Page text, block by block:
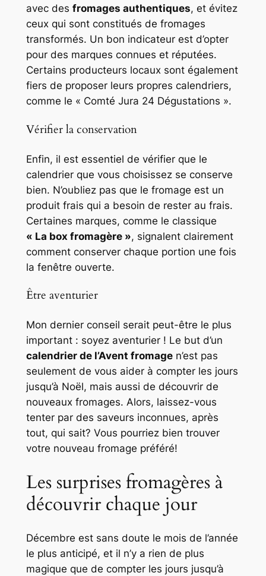
avec des fromages authentiques, et évitez
ceux qui sont constitués de fromages
transformés. Un bon indicateur est d’opter
pour des marques connues et réputées.
Certains producteurs locaux sont également
fiers de proposer leurs propres calendriers,
comme le « Comté Jura 24 Dégustations ».
Vérifier la conservation
Enfin, il est essentiel de vérifier que le
calendrier que vous choisissez se conserve
bien. N’oubliez pas que le fromage est un
produit frais qui a besoin de rester au frais.
Certaines marques, comme le classique
« La box fromagère », signalent clairement
comment conserver chaque portion une fois
la fenêtre ouverte.
Être aventurier
Mon dernier conseil serait peut-être le plus
important : soyez aventurier ! Le but d’un
calendrier de l’Avent fromagen’est pas
seulement de vous aider à compter les jours
jusqu’à Noël, mais aussi de découvrir de
nouveaux fromages. Alors, laissez-vous
tenter par des saveurs inconnues, après
tout, qui sait? Vous pourriez bien trouver
votre nouveau fromage préféré!
Les surprises fromagères à
découvrir chaque jour
Décembre est sans doute le mois de l’année
le plus anticipé, et il n’y a rien de plus
magique que de compter les jours jusqu’à